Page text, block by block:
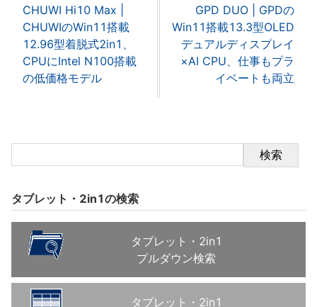
CHUWI Hi10 Max |
CHUWIのWin11搭載
12.96型着脱式2in1、
CPUにIntel N100搭載
の低価格モデル
GPD DUO | GPDの
Win11搭載13.3型OLED
デュアルディスプレイ
×AI CPU、仕事もプラ
イベートも両立
検索
タブレット・2in1の検索
タブレット・2in1
プルダウン検索
タブレット・2in1